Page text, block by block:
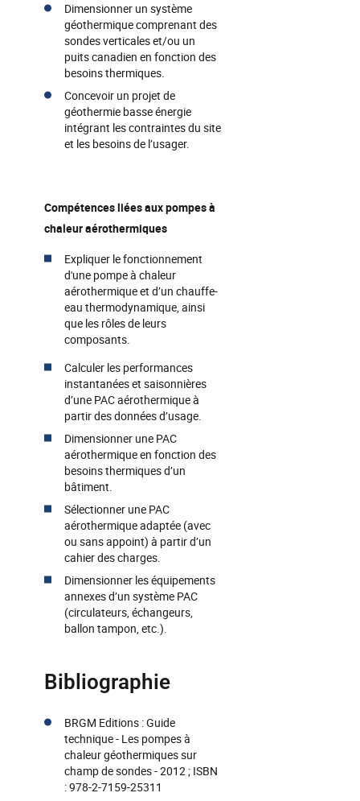
Dimensionner un système
géothermique comprenant des
sondes verticales et/ou un
puits canadien en fonction des
besoins thermiques.
Concevoir un projet de
géothermie basse énergie
intégrant les contraintes du site
et les besoins de l’usager.
Compétences liées aux pompes à
chaleur aérothermiques
Expliquer le fonctionnement
d'une pompe à chaleur
aérothermique et d’un chauffe-
eau thermodynamique, ainsi
que les rôles de leurs
composants.
Calculer les performances
instantanées et saisonnières
d’une PAC aérothermique à
partir des données d’usage.
Dimensionner une PAC
aérothermique en fonction des
besoins thermiques d’un
bâtiment.
Sélectionner une PAC
aérothermique adaptée (avec
ou sans appoint) à partir d’un
cahier des charges.
Dimensionner les équipements
annexes d’un système PAC
(circulateurs, échangeurs,
ballon tampon, etc.).
Bibliographie
BRGM Editions : Guide
technique - Les pompes à
chaleur géothermiques sur
champ de sondes - 2012 ; ISBN
: 978-2-7159-25311